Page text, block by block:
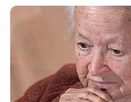
Material Necessário:
Tira de tecido em zigue-
utilizado em
Agulha